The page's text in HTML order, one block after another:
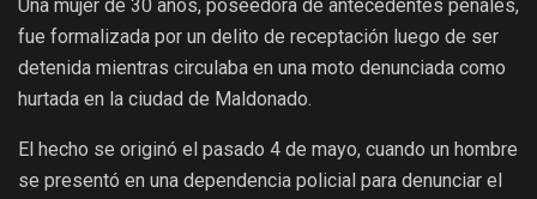
Una mujer de 30 años, poseedora de antecedentes penales,
fue formalizada por un delito de receptación luego de ser
detenida mientras circulaba en una moto denunciada como
hurtada en la ciudad de Maldonado.
El hecho se originó el pasado 4 de mayo, cuando un hombre
se presentó en una dependencia policial para denunciar el